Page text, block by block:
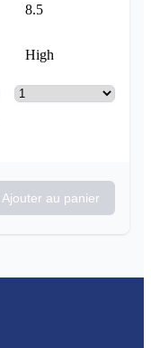
8.5
High
Ajouter au panier